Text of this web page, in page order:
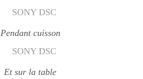
Pendant cuisson
Et sur la table